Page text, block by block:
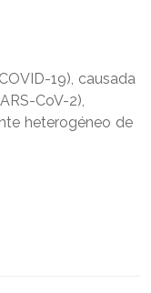
19), causada
CoV-2),
heterogéneo de